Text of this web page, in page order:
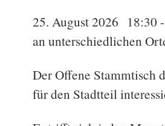
25. August 2026 18:30-
an unterschiedlichen
Der Offene Stammtisch
für den Stadtteil